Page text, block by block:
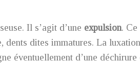
Il s’agit d’une expulsion. Ce
dents dites immatures. La
éventuellement d’une